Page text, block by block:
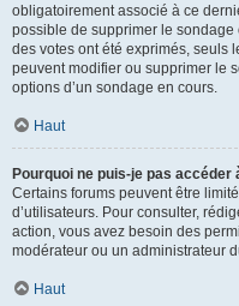
obligatoirement associé à ce
possible de supprimer le
des votes ont été exprimés, seuls
peuvent modifier ou supprimer le
options d’un sondage en cours.
Haut
Pourquoi ne puis-je pas accéder
Certains forums peuvent être
d’utilisateurs. Pour consulter,
action, vous avez besoin des
modérateur ou un administrateur
Haut